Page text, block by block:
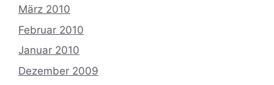
März 2010
Februar 2010
Januar 2010
Dezember 2009